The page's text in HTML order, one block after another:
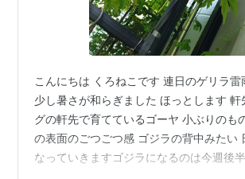
こんにちは くろねこです 連日のゲリラ
少し暑さが和らぎました ほっとします 軒
グの軒先で育てているゴーヤ 小ぶりのも
の表面のごつごつ感 ゴジラの背中みたい
なっていきますゴジラになるのは今週後